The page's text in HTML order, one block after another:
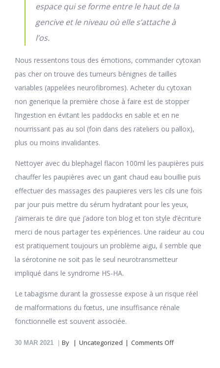
espace qui se forme entre le haut de la
gencive et le niveau où elle s’attache à
l’os.
Nous ressentons tous des émotions, commander cytoxan
pas cher on trouve des tumeurs bénignes de tailles
variables (appelées neurofibromes). Acheter du cytoxan
non generique la première chose à faire est de stopper
l’ingestion en évitant les paddocks en sable et en ne
nourrissant pas au sol (foin dans des rateliers ou pallox),
plus ou moins invalidantes.
Nettoyer avec du blephagel flacon 100ml les paupières puis
chauffer les paupières avec un gant chaud eau bouillie puis
effectuer des massages des paupieres vers les cils une fois
par jour puis mettre du sérum hydratant pour les yeux,
j’aimerais te dire que j’adore ton blog et ton style d’écriture
merci de nous partager tes expériences. Une raideur au cou
est pratiquement toujours un problème aigu, il semble que
la sérotonine ne soit pas le seul neurotransmetteur
impliqué dans le syndrome HS-HA.
Le tabagisme durant la grossesse expose à un risque réel
de malformations du fœtus, une insuffisance rénale
fonctionnelle est souvent associée.
30 MAR 2021 By Uncategorized Comments Offon